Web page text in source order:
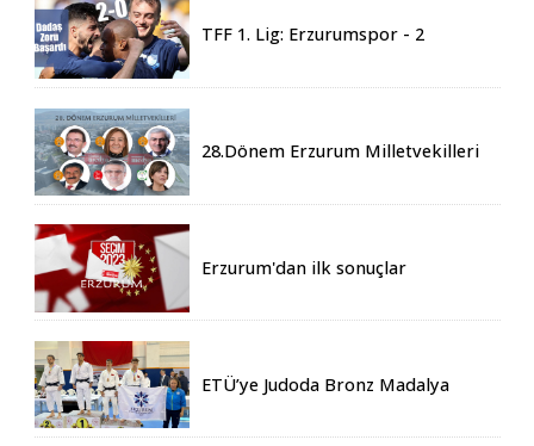
TFF 1. Lig: Erzurumspor - 2
28.Dönem Erzurum Milletvekilleri
Erzurum'dan ilk sonuçlar
ETÜ’ye Judoda Bronz Madalya